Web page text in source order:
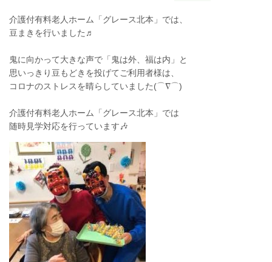
介護付有料老人ホーム「グレース北本」では、
豆まきを行いました♬
鬼に向かって大きな声で「鬼は外、福は内」と
思いっきり豆もどきを投げてご利用者様は、
コロナのストレスを晴らしていました(⌒∇⌒)
介護付有料老人ホーム「グレース北本」では
随時見学対応を行っています🎶